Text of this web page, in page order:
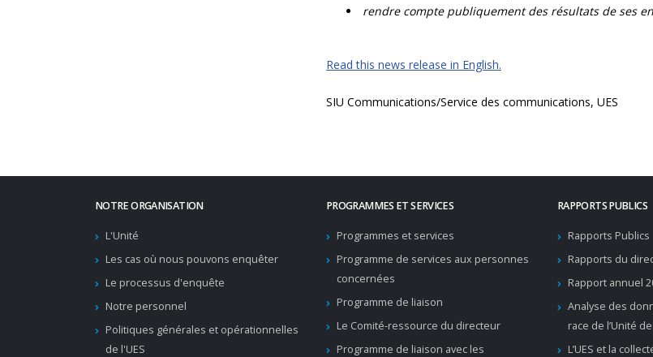
rendre compte publiquement des résultats de ses
Read this news release in English.
SIU Communications/Service des communications, UES
NOTRE ORGANISATION
L'Unité
Les cas où nous pouvons enquêter
Le processus d'enquête
Notre personnel
Politiques générales et opérationnelles
de l'UES
PROGRAMMES ET SERVICES
Programmes et services
Programme de services aux personnes
concernées
Programme de liaison
Le Comité-ressource du directeur
Programme de liaison avec les
RAPPORTS PUBLICS
Rapports Publics
Rapports du
Rapport annuel
Analyse des
race de l’Unité
L’UES et la